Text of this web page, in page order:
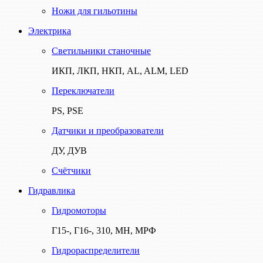
Ножи для гильотины
Электрика
Светильники станочные
ИКП, ЛКП, НКП, AL, ALM, LED
Переключатели
PS, PSE
Датчики и преобразователи
ДУ, ДУВ
Счётчики
Гидравлика
Гидромоторы
Г15-, Г16-, 310, МН, МРФ
Гидрораспределители